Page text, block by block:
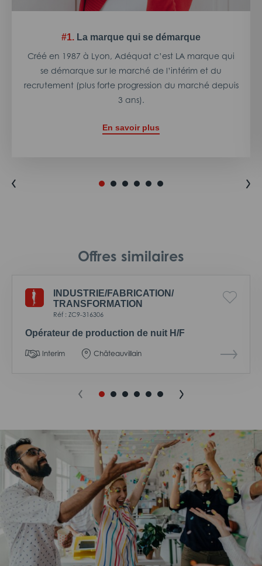
#1. La marque qui se démarque
Créé en 1987 à Lyon, Adéquat c’est LA marque qui
se démarque sur le marché de l’intérim et du
recrutement (plus forte progression du marché depuis
3 ans).
En savoir plus
Offres similaires
INDUSTRIE/FABRICATION/
TRANSFORMATION
Réf : ZC9-316306
Opérateur de production de nuit H/F
Interim Châteauvillain